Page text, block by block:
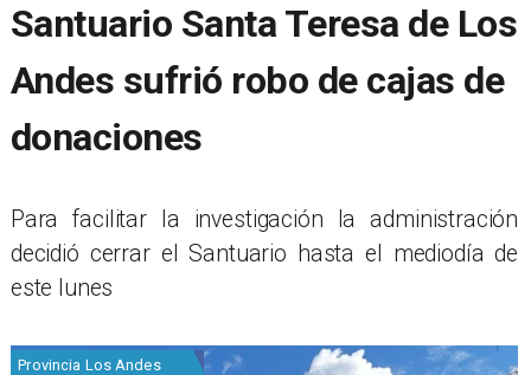
Santuario Santa Teresa de Los
Andes sufrió robo de cajas de
donaciones
​Para facilitar la investigación la administración
decidió cerrar el Santuario hasta el mediodía de
este lunes
Provincia Los Andes